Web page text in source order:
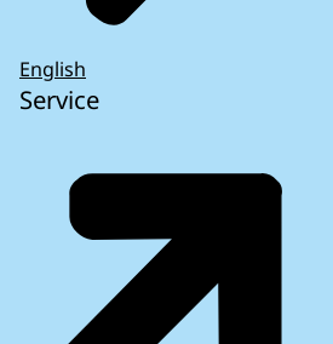
English
Service